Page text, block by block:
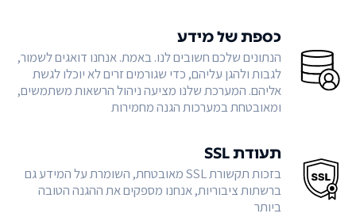
כספת של מידע
הנתונים שלכם חשובים לנו. באמת. אנחנו דואגים לשמור,
לגבות ולהגן עליהם, כדי שגורמים זרים לא יוכלו לגשת
אליהם. המערכת שלנו מציעה ניהול הרשאות משתמשים,
ומאובטחת במערכות הגנה מחמירות
תעודת SSL
בזכות תקשורת SSL מאובטחת, השומרת על המידע גם
ברשתות ציבוריות, אנחנו מספקים את ההגנה הטובה
ביותר